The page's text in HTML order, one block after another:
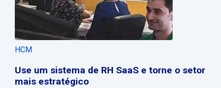
HCM
Use um sistema de RH SaaS e torne o setor
mais estratégico